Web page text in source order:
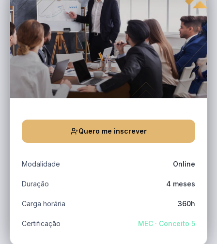
Quero me inscrever
Modalidade Online
Duração 4 meses
Carga horária 360h
Certificação MEC · Conceito 5